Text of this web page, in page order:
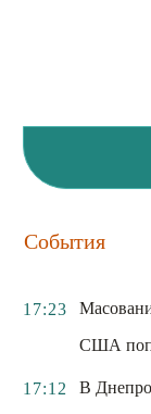
События
17:23
США
17:12
В